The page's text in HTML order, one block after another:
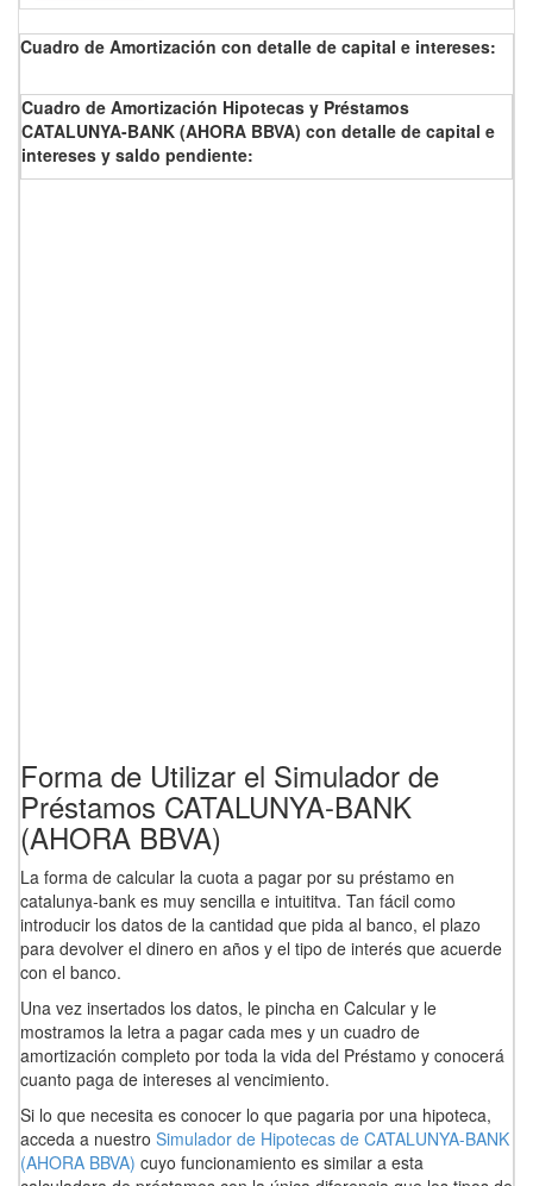
Cuadro de Amortización con detalle de capital e intereses:
Cuadro de Amortización Hipotecas y Préstamos
CATALUNYA-BANK (AHORA BBVA) con detalle de capital e
intereses y saldo pendiente:
Forma de Utilizar el Simulador de
Préstamos CATALUNYA-BANK
(AHORA BBVA)
La forma de calcular la cuota a pagar por su préstamo en
catalunya-bank es muy sencilla e intuititva. Tan fácil como
introducir los datos de la cantidad que pida al banco, el plazo
para devolver el dinero en años y el tipo de interés que acuerde
con el banco.
Una vez insertados los datos, le pincha en Calcular y le
mostramos la letra a pagar cada mes y un cuadro de
amortización completo por toda la vida del Préstamo y conocerá
cuanto paga de intereses al vencimiento.
Si lo que necesita es conocer lo que pagaria por una hipoteca,
acceda a nuestro Simulador de Hipotecas de CATALUNYA-BANK
(AHORA BBVA) cuyo funcionamiento es similar a esta